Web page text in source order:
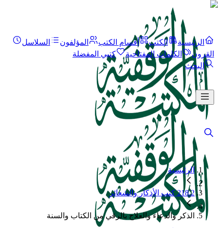
الرئيسية الكتب أقسام الكتب المؤلفون
السلاسل
القرون
الكلمات المفتاحية
كتبي المفضلة
البحث
الرئيسية
218.2 كتب الأذكار والشعائر
الذكر والدعاء والعلاج بالرقي من الكتاب والسنة